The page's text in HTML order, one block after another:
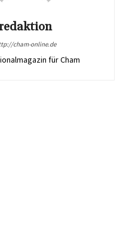
cham-online.de
für Cham